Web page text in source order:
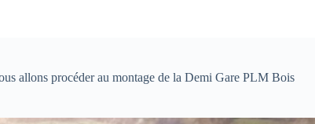
allons procéder au montage de la Demi Gare PLM Bois